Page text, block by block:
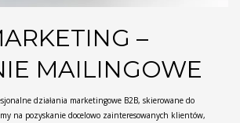
–
MAILINGOWE
działania marketingowe B2B, skierowane do
na pozyskanie docelowo zainteresowanych klientów,